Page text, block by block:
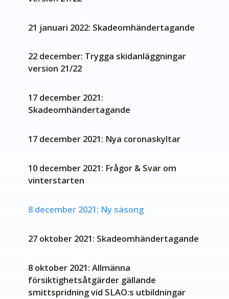
21 januari 2022: Skadeomhändertagande
22 december: Trygga skidanläggningar
version 21/22
17 december 2021:
Skadeomhändertagande
17 december 2021: Nya coronaskyltar
10 december 2021: Frågor & Svar om
vinterstarten
8 december 2021: Ny säsong
27 oktober 2021: Skadeomhändertagande
8 oktober 2021: Allmänna
försiktighetsåtgärder gällande
smittspridning vid SLAO:s utbildningar